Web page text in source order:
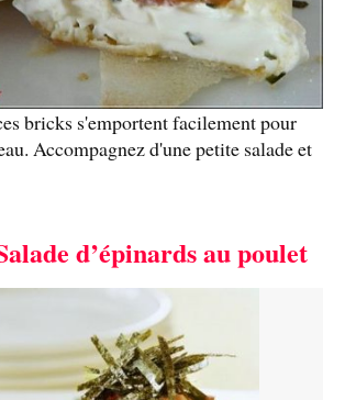
bricks s'emportent facilement pour
Accompagnez d'une petite salade et
d’épinards au poulet